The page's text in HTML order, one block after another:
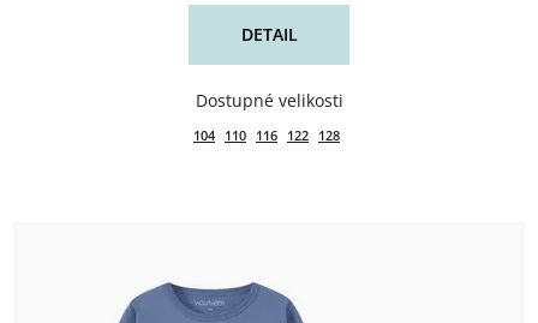
DETAIL
104 110 116 122 128